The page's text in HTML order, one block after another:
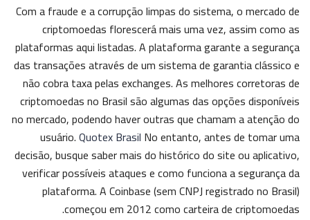
Com a fraude e a corrupção limpas do sistema, o mercado de
criptomoedas florescerá mais uma vez, assim como as
plataformas aqui listadas. A plataforma garante a segurança
das transações através de um sistema de garantia clássico e
não cobra taxa pelas exchanges. As melhores corretoras de
criptomoedas no Brasil são algumas das opções disponíveis
no mercado, podendo haver outras que chamam a atenção do
usuário.Quotex Brasil No entanto, antes de tomar uma
decisão, busque saber mais do histórico do site ou aplicativo,
verificar possíveis ataques e como funciona a segurança da
plataforma. A Coinbase (sem CNPJ registrado no Brasil)
começou em 2012 como carteira de criptomoedas.